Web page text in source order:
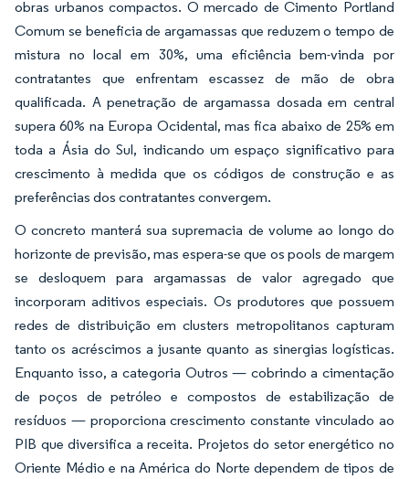
obras urbanos compactos. O mercado de Cimento Portland
Comum se beneficia de argamassas que reduzem o tempo de
mistura no local em 30%, uma eficiência bem-vinda por
contratantes que enfrentam escassez de mão de obra
qualificada. A penetração de argamassa dosada em central
supera 60% na Europa Ocidental, mas fica abaixo de 25% em
toda a Ásia do Sul, indicando um espaço significativo para
crescimento à medida que os códigos de construção e as
preferências dos contratantes convergem.
O concreto manterá sua supremacia de volume ao longo do
horizonte de previsão, mas espera-se que os pools de margem
se desloquem para argamassas de valor agregado que
incorporam aditivos especiais. Os produtores que possuem
redes de distribuição em clusters metropolitanos capturam
tanto os acréscimos a jusante quanto as sinergias logísticas.
Enquanto isso, a categoria Outros — cobrindo a cimentação
de poços de petróleo e compostos de estabilização de
resíduos — proporciona crescimento constante vinculado ao
PIB que diversifica a receita. Projetos do setor energético no
Oriente Médio e na América do Norte dependem de tipos de